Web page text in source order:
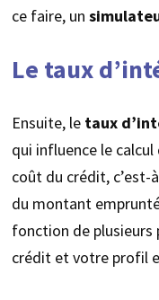
ce faire, un
Le taux
Ensuite, le taux
qui influence le
coût du crédit, c’est-
du montant
fonction de plusieurs
crédit et votre profil